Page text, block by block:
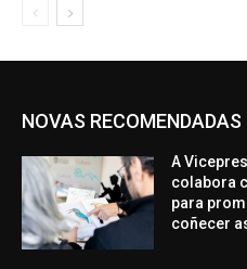
NOVAS RECOMENDADAS
A
colabora
para
coñecer